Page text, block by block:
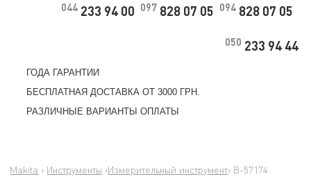
044233 94 00 097828 07 05 094828 07 05
050 233 94 44
ГОДА ГАРАНТИИ
БЕСПЛАТНАЯ ДОСТАВКА ОТ 3000 ГРН.
РАЗЛИЧНЫЕ ВАРИАНТЫ ОПЛАТЫ
Makita › Инструменты ›Измерительный инструмент› B-57174